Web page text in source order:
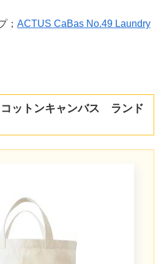
； ACTUS CaBas No.49 Laundry
ットンキャンバス ランド